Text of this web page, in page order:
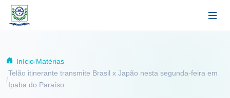
Pular para o conteúdo principal
Início Matérias
Telão itinerante transmite Brasil x Japão nesta segunda-feira em
Ipaba do Paraíso